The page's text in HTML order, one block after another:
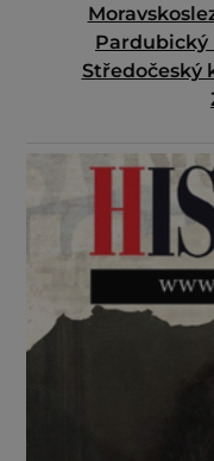
Pardubický
Středočeský